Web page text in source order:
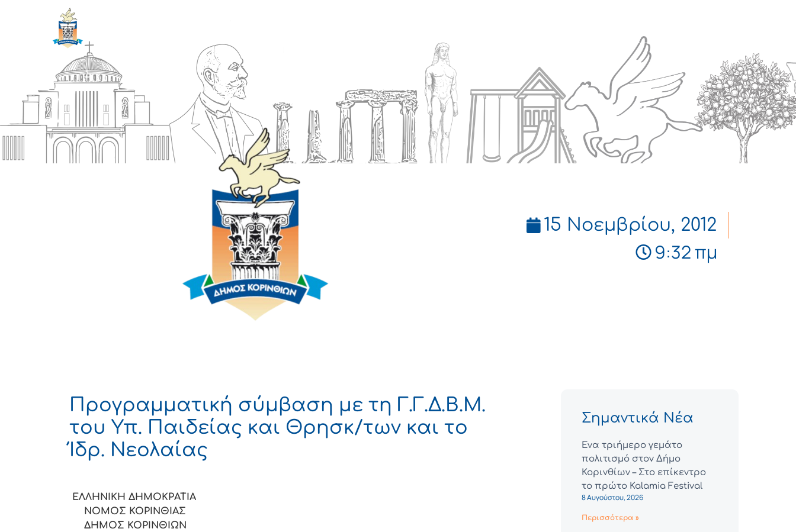
15 Νοεμβρίου, 2012
9:32 πμ
Προγραμματική σύμβαση με τη Γ.Γ.Δ.B.Μ.
του Υπ. Παιδείας και Θρησκ/των και το
Ίδρ. Νεολαίας
ΕΛΛΗΝΙΚΗ ΔΗΜΟΚΡΑΤΙΑ
ΝΟΜΟΣ ΚΟΡΙΝΘΙΑΣ
ΔΗΜΟΣ ΚΟΡΙΝΘΙΩΝ
Σημαντικά Νέα
Ένα τριήμερο γεμάτο
πολιτισμό στον Δήμο
Κορινθίων – Στο επίκεντρο
το πρώτο Kalamia Festival
8 Αυγούστου, 2026
Περισσότερα »